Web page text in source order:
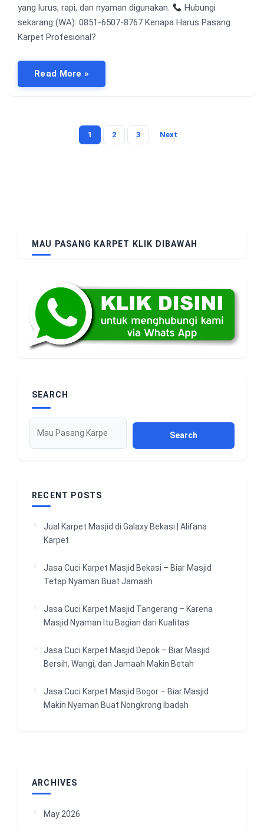
yang lurus, rapi, dan nyaman digunakan.
Hubungi
sekarang (WA): 0851-6507-8767 Kenapa Harus Pasang
Karpet Profesional?
Read More »
1 2 3 Next
MAU PASANG KARPET KLIK DIBAWAH
SEARCH
Search
RECENT POSTS
Jual Karpet Masjid di Galaxy Bekasi | Alifana
Karpet
Jasa Cuci Karpet Masjid Bekasi – Biar Masjid
Tetap Nyaman Buat Jamaah
Jasa Cuci Karpet Masjid Tangerang – Karena
Masjid Nyaman Itu Bagian dari Kualitas
Jasa Cuci Karpet Masjid Depok – Biar Masjid
Bersih, Wangi, dan Jamaah Makin Betah
Jasa Cuci Karpet Masjid Bogor – Biar Masjid
Makin Nyaman Buat Nongkrong Ibadah
ARCHIVES
May 2026